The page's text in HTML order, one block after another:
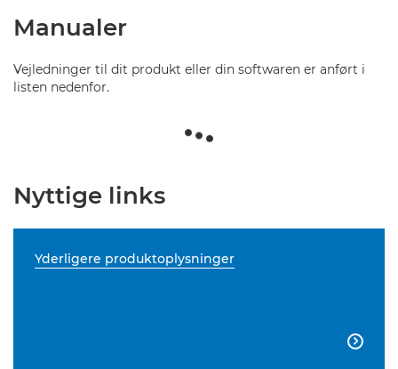
Manualer
Vejledninger til dit produkt eller din softwaren er anført i
listen nedenfor.
Nyttige links
Yderligere produktoplysninger
